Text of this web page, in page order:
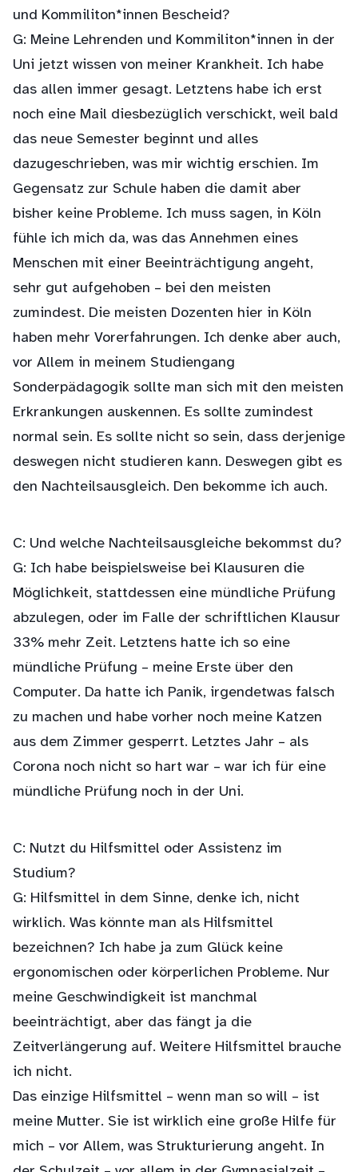
und Kommiliton*innen Bescheid?
G: Meine Lehrenden und Kommiliton*innen in der
Uni jetzt wissen von meiner Krankheit. Ich habe
das allen immer gesagt. Letztens habe ich erst
noch eine Mail diesbezüglich verschickt, weil bald
das neue Semester beginnt und alles
dazugeschrieben, was mir wichtig erschien. Im
Gegensatz zur Schule haben die damit aber
bisher keine Probleme. Ich muss sagen, in Köln
fühle ich mich da, was das Annehmen eines
Menschen mit einer Beeinträchtigung angeht,
sehr gut aufgehoben – bei den meisten
zumindest. Die meisten Dozenten hier in Köln
haben mehr Vorerfahrungen. Ich denke aber auch,
vor Allem in meinem Studiengang
Sonderpädagogik sollte man sich mit den meisten
Erkrankungen auskennen. Es sollte zumindest
normal sein. Es sollte nicht so sein, dass derjenige
deswegen nicht studieren kann. Deswegen gibt es
den Nachteilsausgleich. Den bekomme ich auch.
C: Und welche Nachteilsausgleiche bekommst du?
G: Ich habe beispielsweise bei Klausuren die
Möglichkeit, stattdessen eine mündliche Prüfung
abzulegen, oder im Falle der schriftlichen Klausur
33% mehr Zeit. Letztens hatte ich so eine
mündliche Prüfung – meine Erste über den
Computer. Da hatte ich Panik, irgendetwas falsch
zu machen und habe vorher noch meine Katzen
aus dem Zimmer gesperrt. Letztes Jahr – als
Corona noch nicht so hart war – war ich für eine
mündliche Prüfung noch in der Uni.
C: Nutzt du Hilfsmittel oder Assistenz im
Studium?
G: Hilfsmittel in dem Sinne, denke ich, nicht
wirklich. Was könnte man als Hilfsmittel
bezeichnen? Ich habe ja zum Glück keine
ergonomischen oder körperlichen Probleme. Nur
meine Geschwindigkeit ist manchmal
beeinträchtigt, aber das fängt ja die
Zeitverlängerung auf. Weitere Hilfsmittel brauche
ich nicht.
Das einzige Hilfsmittel – wenn man so will – ist
meine Mutter. Sie ist wirklich eine große Hilfe für
mich – vor Allem, was Strukturierung angeht. In